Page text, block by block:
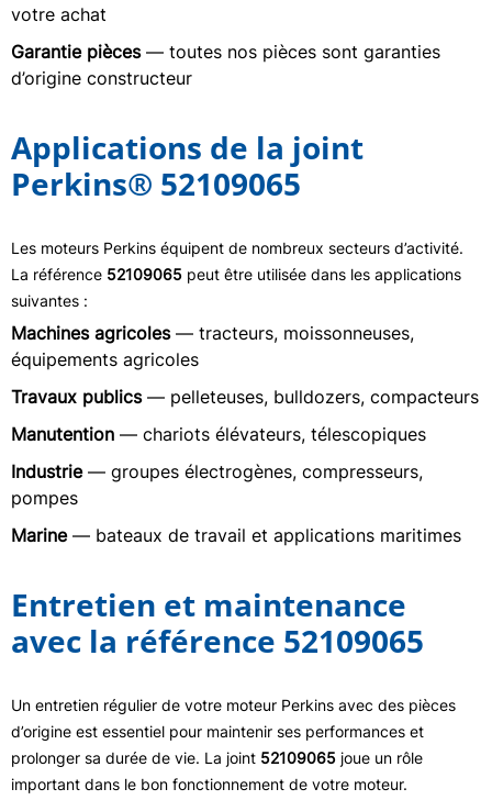
votre achat
Garantie pièces— toutes nos pièces sont garanties
d’origine constructeur
Applications de la joint
Perkins® 52109065
Les moteurs Perkins équipent de nombreux secteurs d’activité.
La référence 52109065 peut être utilisée dans les applications
suivantes :
Machines agricoles— tracteurs, moissonneuses,
équipements agricoles
Travaux publics— pelleteuses, bulldozers, compacteurs
Manutention — chariots élévateurs, télescopiques
Industrie— groupes électrogènes, compresseurs,
pompes
Marine— bateaux de travail et applications maritimes
Entretien et maintenance
avec la référence 52109065
Un entretien régulier de votre moteur Perkins avec des pièces
d’origine est essentiel pour maintenir ses performances et
prolonger sa durée de vie. La joint 52109065 joue un rôle
important dans le bon fonctionnement de votre moteur.